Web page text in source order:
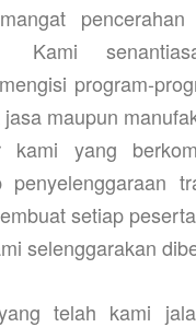
Kami
program-
maupun
kami yang
penyelenggaraan
setiap
selenggarakan
telah kami